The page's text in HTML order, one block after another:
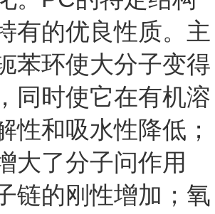
有的优良性质。主
苯环使大分子变得
同时使它在有机溶
性和吸水性降低；
大了分子问作用
链的刚性增加；氧